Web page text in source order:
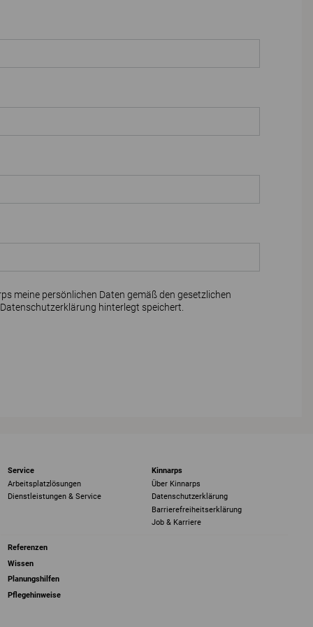
meine persönlichen Daten gemäß den gesetzlichen
Datenschutzerklärung hinterlegt speichert.
Service
Arbeitsplatzlösungen
Dienstleistungen & Service
Kinnarps
Über Kinnarps
Datenschutzerklärung
Barrierefreiheits­erklärung
Job & Karriere
Referenzen
Wissen
Planungshilfen
Pflegehinweise